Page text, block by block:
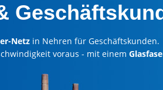
Netzin Nehren für Geschäftskunden.
voraus - mit einem